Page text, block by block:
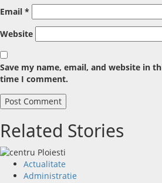
Email *
Website
Save my name, email, and website in
time I comment.
Related Stories
Actualitate
Administratie